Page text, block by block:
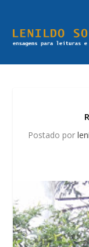
Postado por